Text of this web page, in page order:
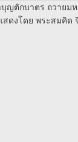
ญตักบาตร ถวายม
ดงโดย พระสมคิด